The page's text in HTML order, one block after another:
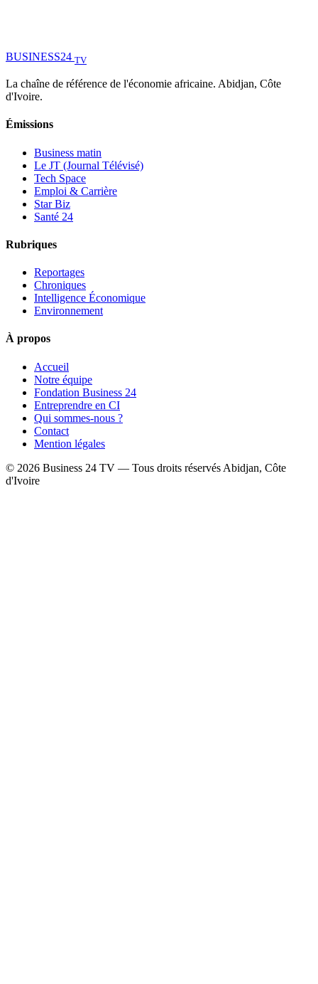
BUSINESS24 TV
La chaîne de référence de l'économie africaine. Abidjan, Côte
d'Ivoire.
Émissions
Business matin
Le JT (Journal Télévisé)
Tech Space
Emploi & Carrière
Star Biz
Santé 24
Rubriques
Reportages
Chroniques
Intelligence Économique
Environnement
À propos
Accueil
Notre équipe
Fondation Business 24
Entreprendre en CI
Qui sommes-nous ?
Contact
Mention légales
© 2026 Business 24 TV — Tous droits réservés Abidjan, Côte
d'Ivoire